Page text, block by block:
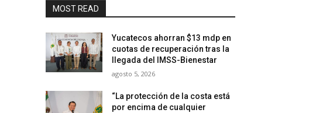
MOST READ
Yucatecos ahorran $13 mdp en
cuotas de recuperación tras la
llegada del IMSS-Bienestar
agosto 5, 2026
“La protección de la costa está
por encima de cualquier